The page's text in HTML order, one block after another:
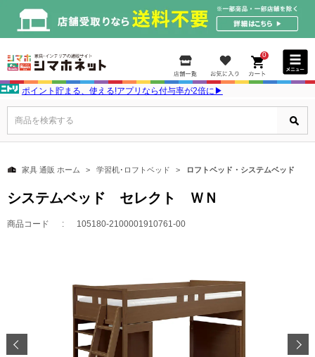
0
ポイント貯まる、使える!アプリなら付与率が2倍に▶
商品を検索する
家具 通販 ホーム 学習机･ロフトベッド ロフトベッド・システムベッド
システムベッド セレクト ＷＮ
商品コード 105180-2100001910761-00